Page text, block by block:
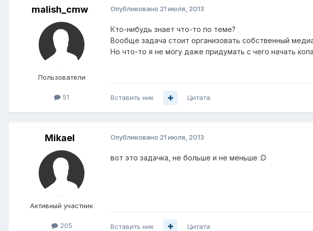
malish_cmw
Пользователи
51
Опубликовано 21 июля, 2013
Кто-нибудь знает что-то по теме?
Вообще задача стоит организовать собственный
Но что-то я не могу даже придумать с чего начать
Вставить ник Цитата
Mikael
Активный участник
205
Опубликовано 21 июля, 2013
вот это задачка, не больше и не меньше :D
Вставить ник Цитата